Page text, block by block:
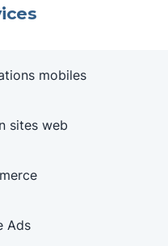
mobiles
sites web
Ads